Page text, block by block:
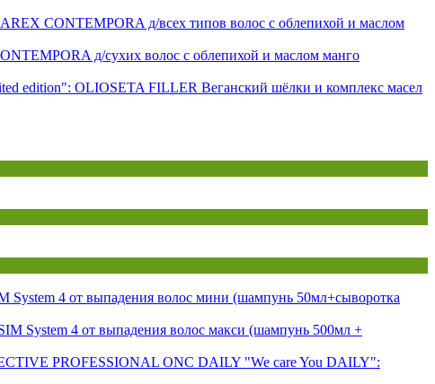
CONTEMPORA д/всех типов волос с облепихой и маслом
д/сухих волос с облепихой и маслом манго
edition": OLIOSETA FILLER Веганский шёлки и комплекс масел
System 4 от выпадения волос мини (шампунь 50мл+сыворотка
System 4 от выпадения волос макси (шампунь 500мл +
PROFESSIONAL ONC DAILY "We care You DAILY":